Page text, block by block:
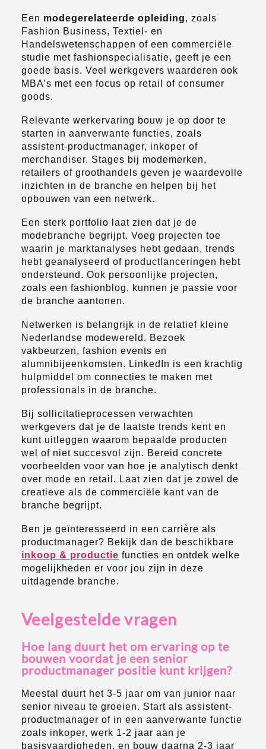
Een modegerelateerde opleiding, zoals
Fashion Business, Textiel- en
Handelswetenschappen of een commerciële
studie met fashionspecialisatie, geeft je een
goede basis. Veel werkgevers waarderen ook
MBA’s met een focus op retail of consumer
goods.
Relevante werkervaring bouw je op door te
starten in aanverwante functies, zoals
assistent-productmanager, inkoper of
merchandiser. Stages bij modemerken,
retailers of groothandels geven je waardevolle
inzichten in de branche en helpen bij het
opbouwen van een netwerk.
Een sterk portfolio laat zien dat je de
modebranche begrijpt. Voeg projecten toe
waarin je marktanalyses hebt gedaan, trends
hebt geanalyseerd of productlanceringen hebt
ondersteund. Ook persoonlijke projecten,
zoals een fashionblog, kunnen je passie voor
de branche aantonen.
Netwerken is belangrijk in de relatief kleine
Nederlandse modewereld. Bezoek
vakbeurzen, fashion events en
alumnibijeenkomsten. LinkedIn is een krachtig
hulpmiddel om connecties te maken met
professionals in de branche.
Bij sollicitatieprocessen verwachten
werkgevers dat je de laatste trends kent en
kunt uitleggen waarom bepaalde producten
wel of niet succesvol zijn. Bereid concrete
voorbeelden voor van hoe je analytisch denkt
over mode en retail. Laat zien dat je zowel de
creatieve als de commerciële kant van de
branche begrijpt.
Ben je geïnteresseerd in een carrière als
productmanager? Bekijk dan de beschikbare
inkoop & productie functies en ontdek welke
mogelijkheden er voor jou zijn in deze
uitdagende branche.
Veelgestelde vragen
Hoe lang duurt het om ervaring op te
bouwen voordat je een senior
productmanager positie kunt krijgen?
Meestal duurt het 3-5 jaar om van junior naar
senior niveau te groeien. Start als assistent-
productmanager of in een aanverwante functie
zoals inkoper, werk 1-2 jaar aan je
basisvaardigheden, en bouw daarna 2-3 jaar